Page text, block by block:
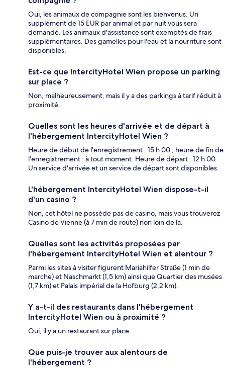
Oui, les animaux de compagnie sont les bienvenus. Un
supplément de 15 EUR par animal et par nuit vous sera
demandé. Les animaux d'assistance sont exemptés de frais
supplémentaires. Des gamelles pour l'eau et la nourriture sont
disponibles.
Est-ce que IntercityHotel Wien propose un parking
sur place ?
Non, malheureusement, mais il y a des parkings à tarif réduit à
proximité.
Quelles sont les heures d'arrivée et de départ à
l'hébergement IntercityHotel Wien ?
Heure de début de l'enregistrement : 15 h 00 ; heure de fin de
l'enregistrement : à tout moment. Heure de départ : 12 h 00.
Un service d'arrivée et un service de départ sont disponibles.
L'hébergement IntercityHotel Wien dispose-t-il
d'un casino ?
Non, cet hôtel ne possède pas de casino, mais vous trouverez
Casino de Vienne (à 7 min de route) non loin de là.
Quelles sont les activités proposées par
l'hébergement IntercityHotel Wien et alentour ?
Parmi les sites à visiter figurent Mariahilfer Straße (1 min de
marche) et Naschmarkt (1,5 km) ainsi que Quartier des musées
(1,7 km) et Palais impérial de la Hofburg (2,2 km).
Y a-t-il des restaurants dans l'hébergement
IntercityHotel Wien ou à proximité ?
Oui, il y a un restaurant sur place.
Que puis-je trouver aux alentours de
l'hébergement ?